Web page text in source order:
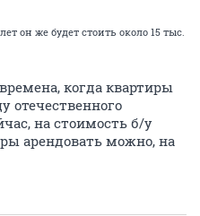
он же будет стоить около 15 тыс.
когда квартиры
отечественного
на стоимость б/у
арендовать можно, на